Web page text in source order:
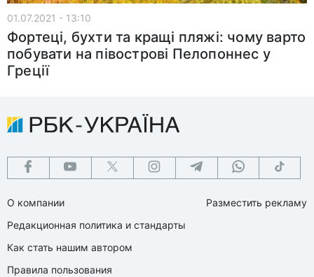
01.07.2021 - 13:10
Фортеці, бухти та кращі пляжі: чому варто
побувати на півострові Пелопоннес у
Греції
О компании
Редакционная политика и стандарты
Как стать нашим автором
Правила пользования
Разместить рекламу